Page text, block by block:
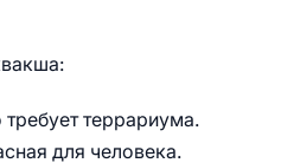
террариума.
для человека.